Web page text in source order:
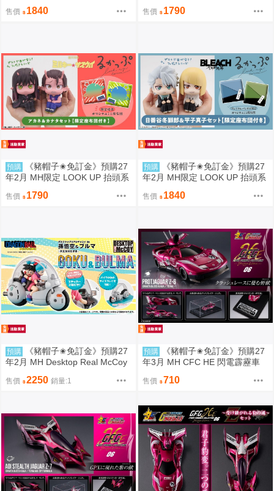
歐佩拉 套組 0812
售價 1840
來也 套組 0812
售價 1790
預購
《豬帽子✬免訂金》預購27
年2月 MH限定 LOOK UP 抬頭系
＆鐵多 套組 0812
售價 1790
預購
《豬帽子✬免訂金》預購27
年2月 MH限定 LOOK UP 抬頭系
郎＆平子真子 套組 0812
售價 1840
預購
《豬帽子✬免訂金》預購27
年2月 MH Desktop Real McCoy
定復刻版 0812
售價 2250 銷量:1
預購
《豬帽子✬免訂金》預購27
年3月 MH CFC HE 閃電霹靂車
2
售價 710